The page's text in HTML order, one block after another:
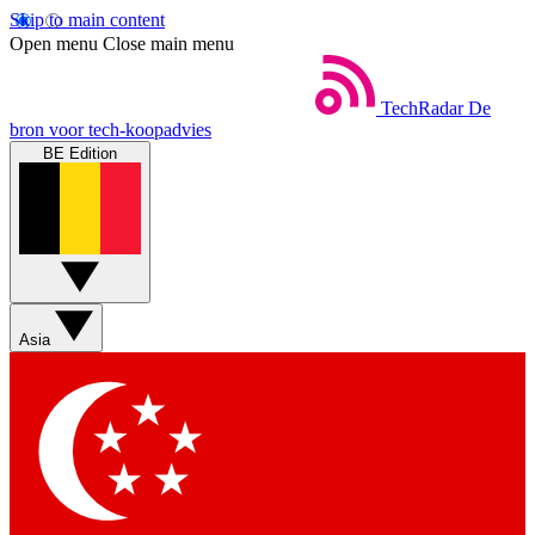
Skip to main content
Open menu Close main menu
TechRadar De
bron voor tech-koopadvies
BE Edition
Asia